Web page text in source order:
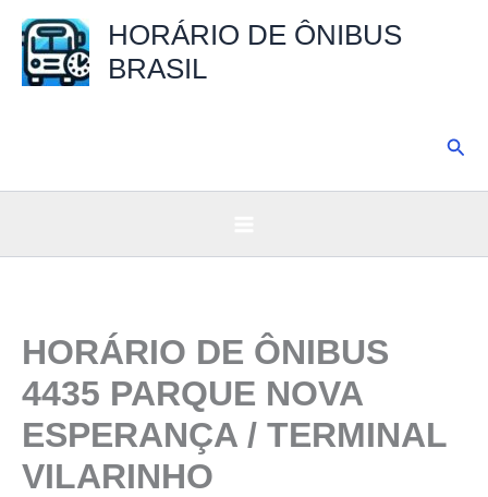
para
HORÁRIO DE ÔNIBUS
BRASIL
HORÁRIO DE ÔNIBUS
4435 PARQUE NOVA
ESPERANÇA / TERMINAL
VILARINHO